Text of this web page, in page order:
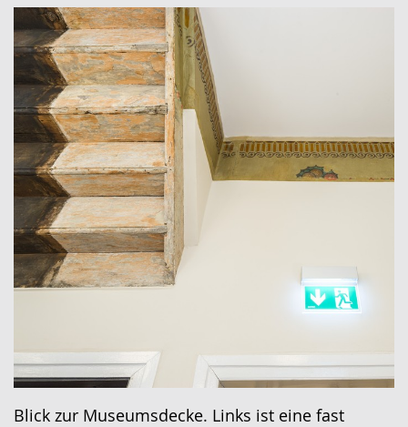
Blick zur Museumsdecke. Links ist eine fast